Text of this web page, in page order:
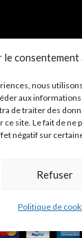
le consentement
nous
aux
de traiter des
ce site. Le fait de
négatif sur
Refuser
Politique de